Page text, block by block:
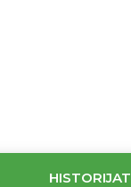
HISTORIJAT